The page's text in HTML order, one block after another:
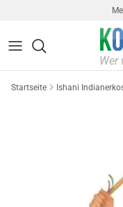
Startseite Ishani